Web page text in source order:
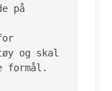
på
og skal
formål.